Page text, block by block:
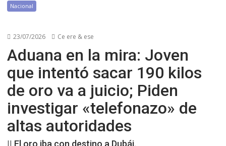
Nacional
23/07/2026 Ce ere & ese
Aduana en la mira: Joven
que intentó sacar 190 kilos
de oro va a juicio; Piden
investigar «telefonazo» de
altas autoridades
|| El oro iba con destino a Dubái.